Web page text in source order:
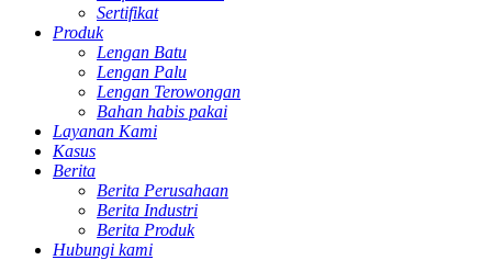
Sertifikat
Produk
Lengan Batu
Lengan Palu
Lengan Terowongan
Bahan habis pakai
Layanan Kami
Kasus
Berita
Berita Perusahaan
Berita Industri
Berita Produk
Hubungi kami